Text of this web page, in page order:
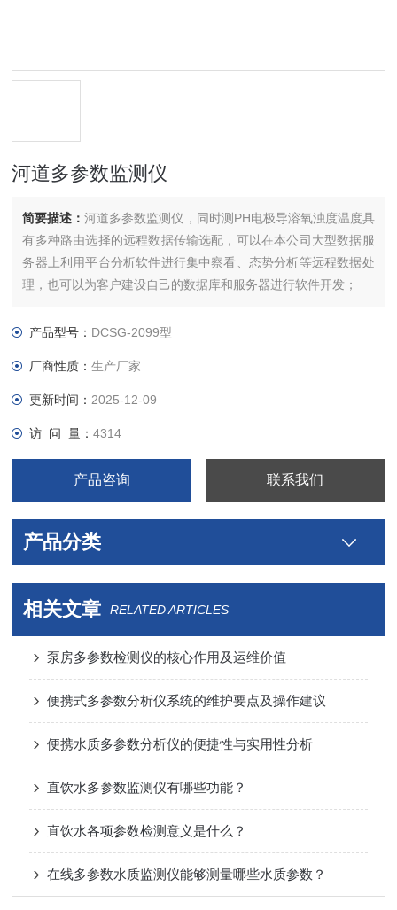
河道多参数监测仪
简要描述：河道多参数监测仪，同时测PH电极导溶氧浊度温度具
有多种路由选择的远程数据传输选配，可以在本公司大型数据服
务器上利用平台分析软件进行集中察看、态势分析等远程数据处
理，也可以为客户建设自己的数据库和服务器进行软件开发；
产品型号： DCSG-2099型
厂商性质：生产厂家
更新时间： 2025-12-09
访 问 量：4314
产品咨询 联系我们
产品分类
相关文章 RELATED ARTICLES
泵房多参数检测仪的核心作用及运维价值
便携式多参数分析仪系统的维护要点及操作建议
便携水质多参数分析仪的便捷性与实用性分析
直饮水多参数监测仪有哪些功能？
直饮水各项参数检测意义是什么？
在线多参数水质监测仪能够测量哪些水质参数？